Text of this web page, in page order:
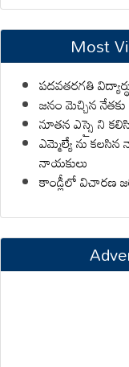
Most
పదవతరగతి
జనం మెచ్చిన నేతకు
నూతన ఎస్సై ని
ఎమ్మెల్యే ను
నాయకులు
కాండ్లీలో విచారణ